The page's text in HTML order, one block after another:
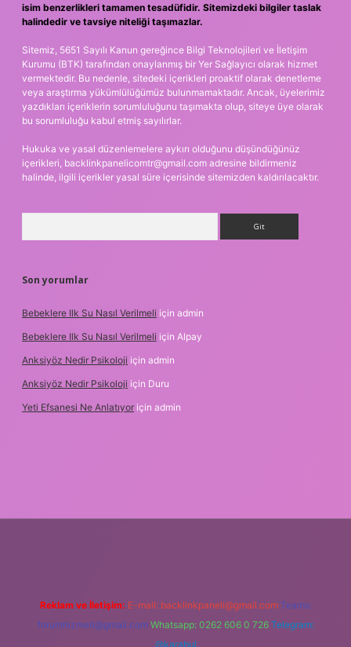
isim benzerlikleri tamamen tesadüfidir. Sitemizdeki bilgiler taslak
halindedir ve tavsiye niteliği taşımazlar.
Sitemiz, 5651 Sayılı Kanun gereğince Bilgi Teknolojileri ve İletişim
Kurumu (BTK) tarafından onaylanmış bir Yer Sağlayıcı olarak hizmet
vermektedir. Bu nedenle, sitedeki içerikleri proaktif olarak denetleme
veya araştırma yükümlülüğümüz bulunmamaktadır. Ancak, üyelerimiz
yazdıkları içeriklerin sorumluluğunu taşımakta olup, siteye üye olarak
bu sorumluluğu kabul etmiş sayılırlar.
Hukuka ve yasal düzenlemelere aykırı olduğunu düşündüğünüz
içerikleri, backlinkpanelicomtr@gmail.com adresine bildirmeniz
halinde, ilgili içerikler yasal süre içerisinde sitemizden kaldırılacaktır.
Son yorumlar
Bebeklere Ilk Su Nasıl Verilmeli için admin
Bebeklere Ilk Su Nasıl Verilmeli için Alpay
Anksiyöz Nedir Psikoloji için admin
Anksiyöz Nedir Psikoloji için Duru
Yeti Efsanesi Ne Anlatıyor için admin
Reklam ve İletişim: E-mail: backlinkpaneli@gmail.com Teams:
forumhizmeti@gmail.com Whatsapp: 0262 606 0 726 Telegram:
@karabul